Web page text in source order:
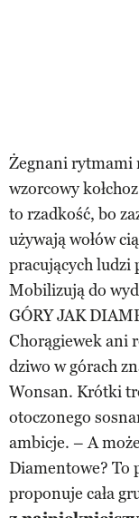
Żegnani rytmami
wzorcowy
to rzadkość, bo
używają wołów
pracujących ludzi
Mobilizują do
GÓRY JAK
Chorągiewek ani
dziwo w górach
Wonsan. Krótki
otoczonego
ambicje. – A
Diamentowe? To
proponuje cała